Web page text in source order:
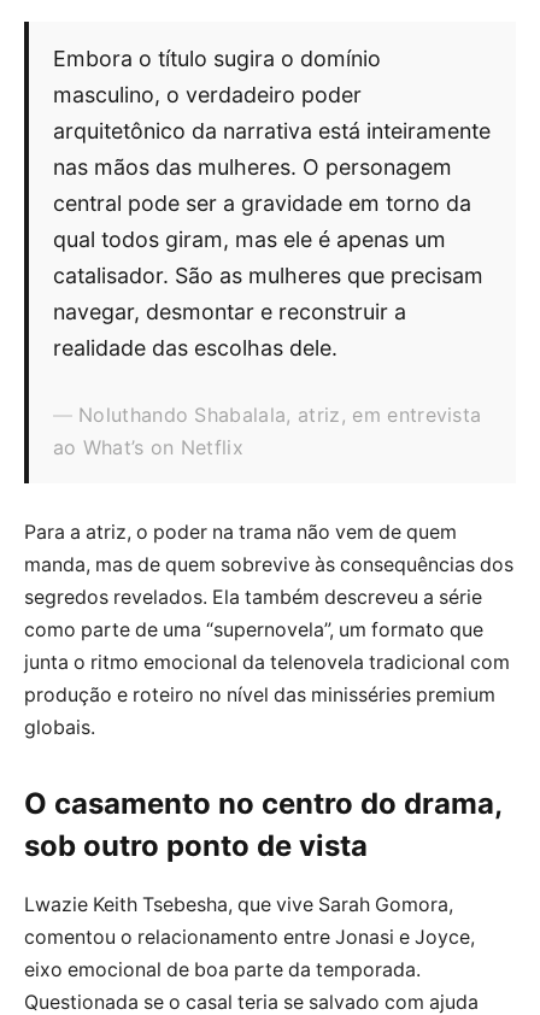
Embora o título sugira o domínio
masculino, o verdadeiro poder
arquitetônico da narrativa está inteiramente
nas mãos das mulheres. O personagem
central pode ser a gravidade em torno da
qual todos giram, mas ele é apenas um
catalisador. São as mulheres que precisam
navegar, desmontar e reconstruir a
realidade das escolhas dele.
Noluthando Shabalala, atriz, em entrevista
ao What’s on Netflix
Para a atriz, o poder na trama não vem de quem
manda, mas de quem sobrevive às consequências dos
segredos revelados. Ela também descreveu a série
como parte de uma “supernovela”, um formato que
junta o ritmo emocional da telenovela tradicional com
produção e roteiro no nível das minisséries premium
globais.
O casamento no centro do drama,
sob outro ponto de vista
Lwazie Keith Tsebesha, que vive Sarah Gomora,
comentou o relacionamento entre Jonasi e Joyce,
eixo emocional de boa parte da temporada.
Questionada se o casal teria se salvado com ajuda